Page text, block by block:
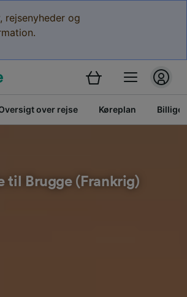
rejsenyheder og
over rejse Køreplan Billige
til Brugge (Frankrig)